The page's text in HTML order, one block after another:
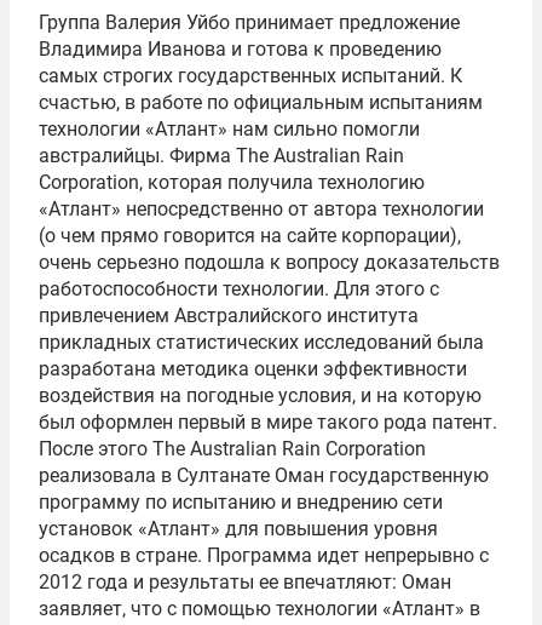
Группа Валерия Уйбо принимает предложение
Владимира Иванова и готова к проведению
самых строгих государственных испытаний. К
счастью, в работе по официальным испытаниям
технологии «Атлант» нам сильно помогли
австралийцы. Фирма The Australian Rain
Corporation, которая получила технологию
«Атлант» непосредственно от автора технологии
(о чем прямо говорится на сайте корпорации),
очень серьезно подошла к вопросу доказательств
работоспособности технологии. Для этого с
привлечением Австралийского института
прикладных статистических исследований была
разработана методика оценки эффективности
воздействия на погодные условия, и на которую
был оформлен первый в мире такого рода патент.
После этого The Australian Rain Corporation
реализовала в Султанате Оман государственную
программу по испытанию и внедрению сети
установок «Атлант» для повышения уровня
осадков в стране. Программа идет непрерывно с
2012 года и результаты ее впечатляют: Оман
заявляет, что с помощью технологии «Атлант» в